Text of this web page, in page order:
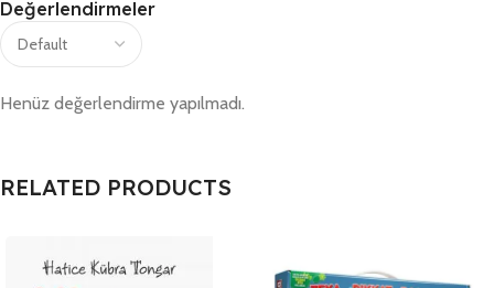
Değerlendirmeler
Henüz değerlendirme yapılmadı.
RELATED PRODUCTS